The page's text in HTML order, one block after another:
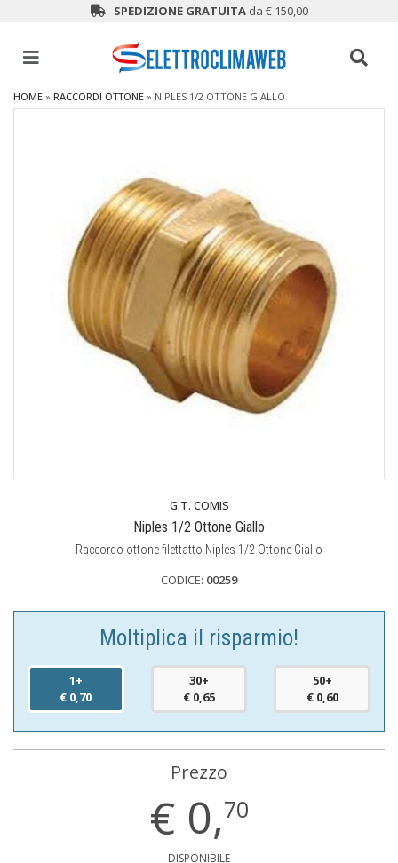
SPEDIZIONE GRATUITAda € 150,00
HOME » RACCORDI OTTONE » NIPLES 1/2 OTTONE GIALLO
G.T. COMIS
Niples 1/2 Ottone Giallo
Raccordo ottone filettatto Niples 1/2 Ottone Giallo
CODICE: 00259
Moltiplica il risparmio!
1+
€ 0,70
30+
€ 0,65
50+
€ 0,60
Prezzo
€ 0,70
DISPONIBILE